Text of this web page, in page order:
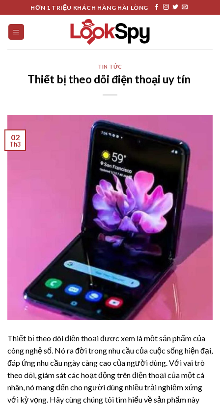
to
content
HƠN 1 TRIỆU KHÁCH HÀNG HÀI LÒNG
TIN TỨC
Thiết bị theo dõi điện thoại uy tín
02
Th3
Thiết bị theo dõi điện thoại được xem là một sản phẩm của
công nghệ số. Nó ra đời trong nhu cầu của cuộc sống hiện đại,
đáp ứng nhu cầu ngày càng cao của người dùng. Với vai trò
theo dõi, giám sát các hoạt động trên điện thoại của một cá
nhân, nó mang đến cho người dùng nhiều trải nghiệm xứng
với kỳ vọng. Hãy cùng chúng tôi tìm hiểu về sản phẩm này